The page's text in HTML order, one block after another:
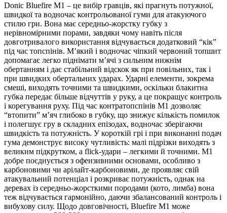
Donic Bluefire M1 – це вибір гравців, які прагнуть потужної,
швидкої та водночас контрольованої гуми для атакуючого
стилю гри. Вона має середньо-жорстку губку з
нерівномірними порами, завдяки чому навіть після
довготривалого використання відчувається додатковий “кік”
під час топспінів. М’який і водночас чіпкий червоний топшит
допомагає легко піднімати м’ячі з сильним нижнім
обертанням і дає стабільний відскок як при повільних, так і
при швидких обертальних ударах. Ударні елементи, зокрема
смеші, виходять точними та швидкими, оскільки блакитна
губка передає більше відчуттів у руку, а це покращує контроль
і корегування руху. Під час контратопспінів M1 дозволяє
“втопити” м’яч глибоко в губку, що знижує кількість помилок
і полегшує гру в складних епізодах, водночас зберігаючи
швидкість та потужність. У короткій грі і при виконанні подач
гума демонструє високу чутливість: малі підрізки виходять з
великим підкрутком, а flick-удари – легкими й точними. M1
добре поєднується з офензивними основами, особливо з
карбоновими чи арілайт-карбоновими, де проявляє свій
атакувальний потенціал і розкриває потужність, однак на
деревах із середньо-жорсткими породами (кото, лимба) вона
теж відчувається гармонійно, даючи збалансований контроль і
вибухову силу. Щодо довговічності, Bluefire M1 може